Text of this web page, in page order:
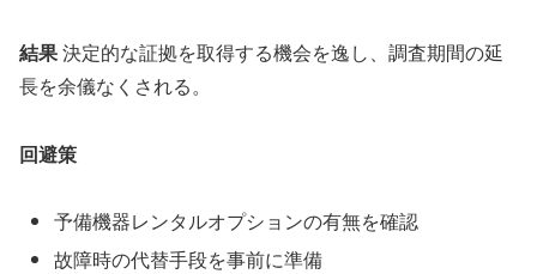
結果決定的な証拠を取得する機会を逸し、調査期間の延
長を余儀なくされる。
回避策
予備機器レンタルオプションの有無を確認
故障時の代替手段を事前に準備